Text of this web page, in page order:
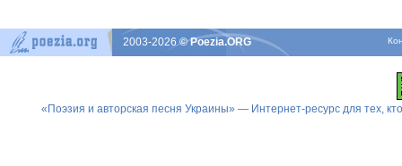
2003-2026© Poezia.ORG
«Поэзия и авторская песня Украины» — Интернет-ресурс для тех,